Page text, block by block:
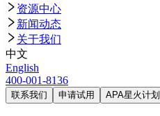
资源中心
新闻动态
关于我们
中文
English
400-001-8136
联系我们 申请试用 APA星火计划